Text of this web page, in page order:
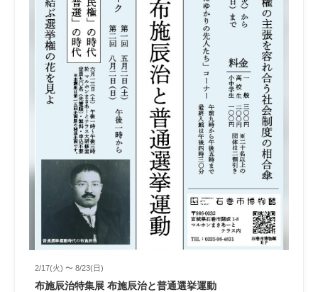
2/17(火) 〜 8/23(日)
布施辰治特集展 布施辰治と普通選挙運動